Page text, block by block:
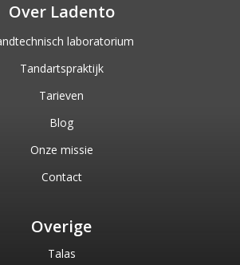
Over Ladento
laboratorium
Tandartspraktijk
Tarieven
Blog
Onze missie
Contact
Overige
Talas